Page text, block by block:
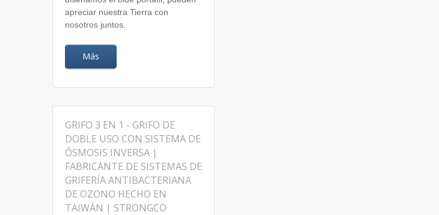
apreciar nuestra Tierra con
nosotros juntos.
Más
GRIFO 3 EN 1 - GRIFO DE
DOBLE USO CON SISTEMA DE
ÓSMOSIS INVERSA |
FABRICANTE DE SISTEMAS DE
GRIFERÍA ANTIBACTERIANA
DE OZONO HECHO EN
TAIWÁN | STRONGCO